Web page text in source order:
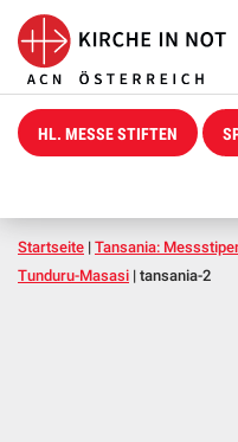
HL. MESSE STIFTEN
Startseite | Tansania:
Tunduru-Masasi | tansania-2